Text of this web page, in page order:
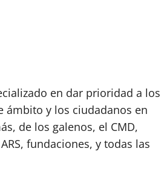
en dar prioridad a los
ámbito y los ciudadanos en
de los galenos, el CMD,
fundaciones, y todas las